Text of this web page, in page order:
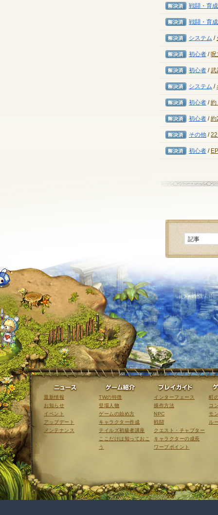
解決済み
戦闘・育成
解決済み
戦闘・育成
解決済み
システム /
解決済み
初心者 /呪
解決済み
初心者 /武
解決済み
システム /
解決済み
初心者 /約
解決済み
初心者 /約
解決済み
その他 /
解決済み
初心者 /
ニュース
最新情報
お知らせ
イベント
アップデート
メンテナンス
ゲーム紹介
TWの特徴
登場人物
ゲームの始め方
キャラクター作成
テイルズ初級者講座
ここだけは知っておこ
う
インターフェース
操作方法
NPC
戦闘
クエスト・チャプター
キャラクターの成長
ワープポイント
町
コ
モ
ル